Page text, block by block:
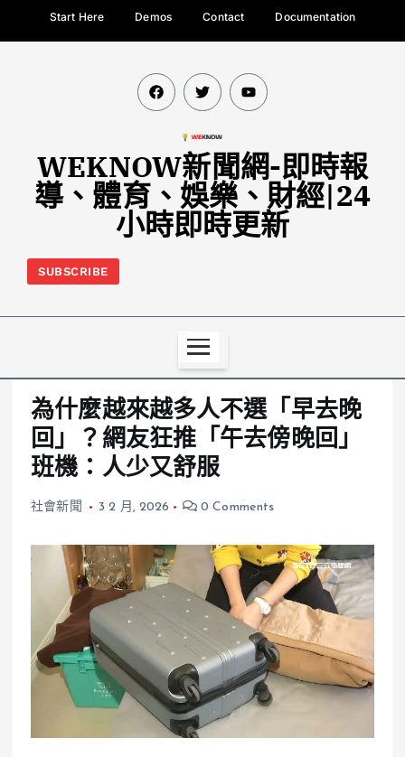
Start Here Demos Contact Documentation
WEKNOW新聞網-即時報
導、體育、娛樂、財經|24
小時即時更新
SUBSCRIBE
為什麼越來越多人不選「早去晚
回」？網友狂推「午去傍晚回」
班機：人少又舒服
社會新聞 3 2 月, 2026 0 Comments